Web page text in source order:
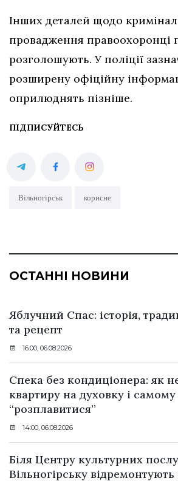
Інших деталей щодо
провадження правоохоронці
розголошують. У поліції
розширену офіційну
оприлюднять пізніше.
ПІДПИСУЙТЕСЬ
Вільногірськ корисне
ОСТАННІ НОВИНИ
Яблучний Спас: історія,
та рецепт
16:00, 06.08.2026
Спека без кондиціонера: як
квартиру на духовку і
“розплавитися”
14:00, 06.08.2026
Біля Центру культурних
Вільногірську